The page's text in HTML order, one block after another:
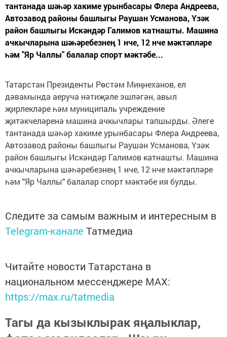
тантанада шәһәр хакиме урынбасары Флера Андреева,
Автозавод районы башлыгы Раушан Усманова, Үзәк
район башлыгы Искәндәр Галимов катнашты. Машина
ачкычларына шәһәребезнең 1 нче, 12 нче мәктәпләре
һәм "Яр Чаллы" балалар спорт мәктәбе...
Татарстан Президенты Рөстәм Миңнеханов, ел
дәвамында аеруча нәтиҗәле эшләгән, авыл
җирлекләре һәм муниципаль учреждение
җитәкчеләренә машина ачкычлары тапшырды. Әлеге
тантанада шәһәр хакиме урынбасары Флера Андреева,
Автозавод районы башлыгы Раушан Усманова, Үзәк
район башлыгы Искәндәр Галимов катнашты. Машина
ачкычларына шәһәребезнең 1 нче, 12 нче мәктәпләре
һәм "Яр Чаллы" балалар спорт мәктәбе ия булды.
Следите за самым важным и интересным в
Telegram-канале Татмедиа
Читайте новости Татарстана в
национальном мессенджере MАХ:
https://max.ru/tatmedia
Тагы да кызыклырак яңалыклар,